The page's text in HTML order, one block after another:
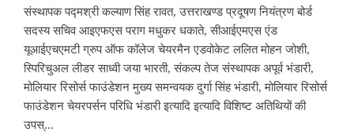
संस्थापक पद्मश्री कल्याण सिंह रावत, उत्तराखण्ड प्रदूषण नियंत्रण बोर्ड
सदस्य सचिव आइएफएस पराग मधुकर धकाते, सीआईएमएस एंड
यूआईएचएमटी ग्रुप ऑफ कॉलेज चेयरमैन एडवोकेट ललित मोहन जोशी,
स्पिरिचुअल लीडर साध्वी जया भारती, संकल्प तेज संस्थापक अपूर्व भंडारी,
मोलियार रिसोर्स फाउंडेशन मुख्य समन्वयक दुर्गा सिंह भंडारी, मोलियार रिसोर्स
फाउंडेशन चेयरपर्सन परिधि भंडारी इत्यादि इत्यादि विशिष्ट अतिथियों की
उपस्...